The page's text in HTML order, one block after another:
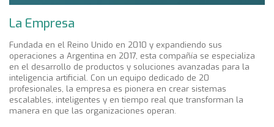
La Empresa
Fundada en el Reino Unido en 2010 y expandiendo sus
operaciones a Argentina en 2017, esta compañía se especializa
en el desarrollo de productos y soluciones avanzadas para la
inteligencia artificial. Con un equipo dedicado de 20
profesionales, la empresa es pionera en crear sistemas
escalables, inteligentes y en tiempo real que transforman la
manera en que las organizaciones operan.